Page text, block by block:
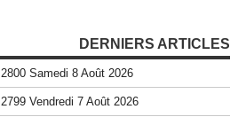
DERNIERS ARTICLES
2800 Samedi 8 Août 2026
2799 Vendredi 7 Août 2026